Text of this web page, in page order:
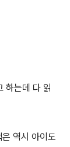
하는데 다 읽
역시 아이도